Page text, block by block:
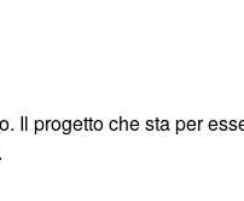
Il progetto che sta per